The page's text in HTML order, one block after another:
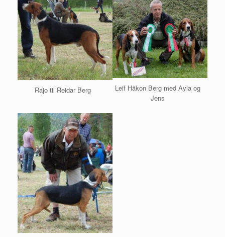
Rajo til Reidar Berg
Leif Håkon Berg med Ayla og
Jens